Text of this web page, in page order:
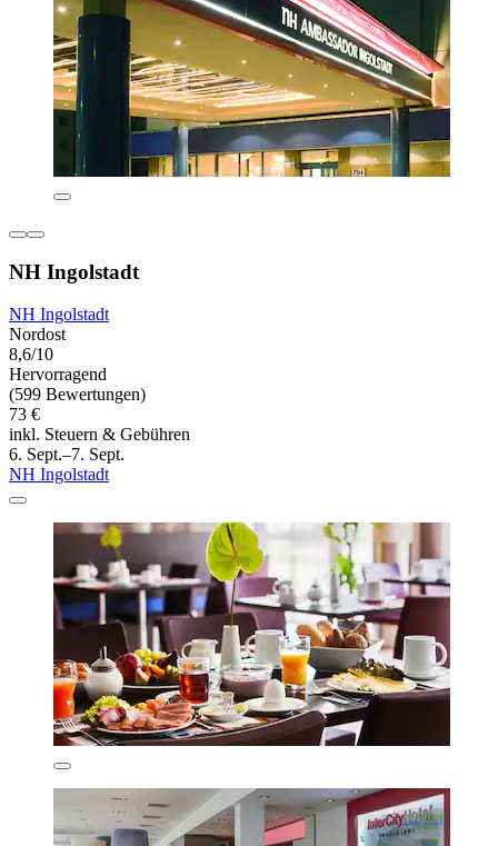
NH Ingolstadt
NH Ingolstadt
Nordost
8,6/10
Hervorragend
(599 Bewertungen)
73 €
inkl. Steuern & Gebühren
6. Sept.–7. Sept.
NH Ingolstadt